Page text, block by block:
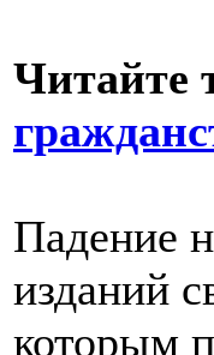
Читайте
Падение
изданий
которым